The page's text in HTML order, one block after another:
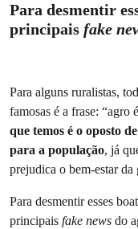
Para desmentir
principais fake
Para alguns ruralistas,
famosas é a frase: “agro
que temos é o oposto
para a população, já
prejudica o bem-estar da
Para desmentir esses
principais fake news do